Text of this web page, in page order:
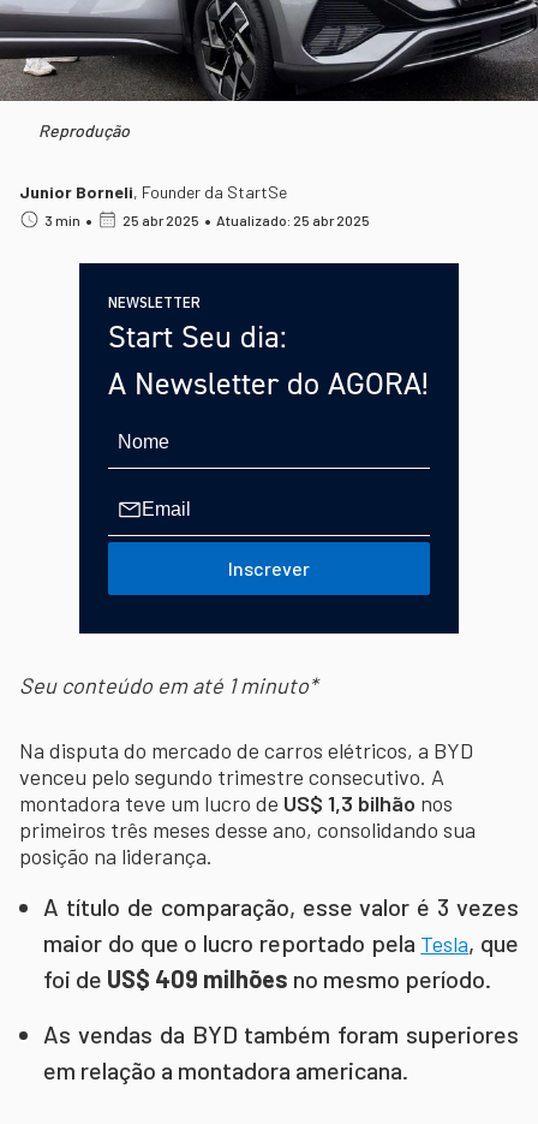
Reprodução
Junior Borneli, Founder da StartSe
3 min • 25 abr 2025 • Atualizado: 25 abr 2025
NEWSLETTER
Start Seu dia:
A Newsletter do AGORA!
Inscrever
Seu conteúdo em até 1 minuto*
Na disputa do mercado de carros elétricos, a BYD
venceu pelo segundo trimestre consecutivo. A
montadora teve um lucro de US$ 1,3 bilhão nos
primeiros três meses desse ano, consolidando sua
posição na liderança.
A título de comparação, esse valor é 3 vezes
maior do que o lucro reportado pela Tesla, que
foi de US$ 409 milhões no mesmo período.
As vendas da BYD também foram superiores
em relação a montadora americana.